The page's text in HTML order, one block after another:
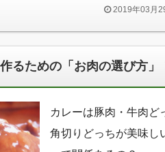
2019年03月
るための「お肉の選び方」
カレーは豚肉・牛肉
角切りどっちが美味